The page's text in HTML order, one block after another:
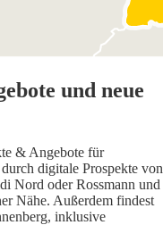
und neue
& Angebote für
digitale Prospekte von
Nord oder Rossmann und
Nähe. Außerdem findest
inklusive